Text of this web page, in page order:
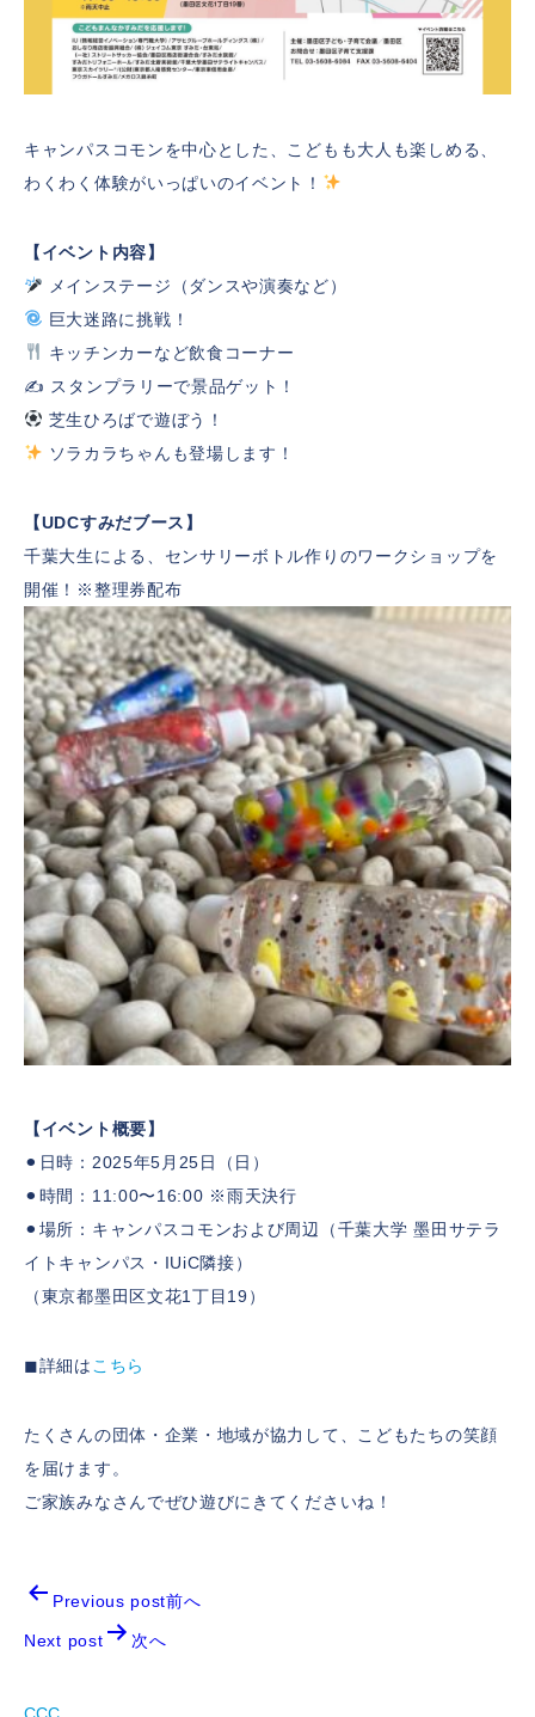
キャンパスコモンを中心とした、こどもも大人も楽しめる、
わくわく体験がいっぱいのイベント！
【イベント内容】
メインステージ（ダンスや演奏など）
巨大迷路に挑戦！
キッチンカーなど飲食コーナー
✍️ スタンプラリーで景品ゲット！
芝生ひろばで遊ぼう！
ソラカラちゃんも登場します！
【UDCすみだブース】
千葉大生による、センサリーボトル作りのワークショップを
開催！※整理券配布
【イベント概要】
⚫︎日時：2025年5月25日（日）
⚫︎時間：11:00〜16:00 ※雨天決行
⚫︎場所：キャンパスコモンおよび周辺（千葉大学 墨田サテラ
イトキャンパス・IUiC隣接）
（東京都墨田区文花1丁目19）
◼︎詳細は こちら
たくさんの団体・企業・地域が協力して、こどもたちの笑顔
を届けます。
ご家族みなさんでぜひ遊びにきてくださいね！
Previous post前へ
Next post 次へ
CCC